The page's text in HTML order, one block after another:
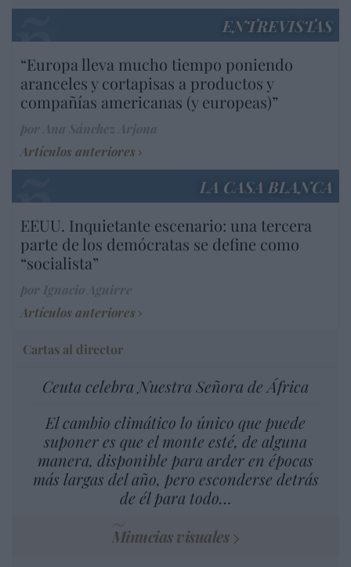
ENTREVISTAS
“Europa lleva mucho tiempo poniendo
aranceles y cortapisas a productos y
compañías americanas (y europeas)”
Artículos anteriores
LA CASA BLANCA
EEUU. Inquietante escenario: una tercera
parte de los demócratas se define como
“socialista”
Artículos anteriores
Cartas al director
Ceuta celebra Nuestra Señora de África
El cambio climático lo único que puede
suponer es que el monte esté, de alguna
manera, disponible para arder en épocas
más largas del año, pero esconderse detrás
de él para todo…
Minucias visuales